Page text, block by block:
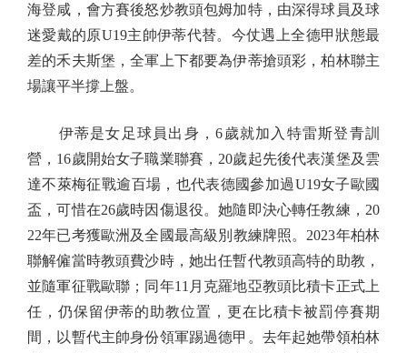
海登咸，會方賽後怒炒教頭包姆加特，由深得球員及球
迷愛戴的原U19主帥伊蒂代替。今仗遇上全德甲狀態最
差的禾夫斯堡，全軍上下都要為伊蒂搶頭彩，柏林聯主
場讓平半撐上盤。
伊蒂是女足球員出身，6歲就加入特雷斯登青訓
營，16歲開始女子職業聯賽，20歲起先後代表漢堡及雲
達不萊梅征戰逾百場，也代表德國參加過U19女子歐國
盃，可惜在26歲時因傷退役。她隨即決心轉任教練，20
22年已考獲歐洲及全國最高級別教練牌照。2023年柏林
聯解僱當時教頭費沙時，她出任暫代教頭高特的助教，
並隨軍征戰歐聯；同年11月克羅地亞教頭比積卡正式上
任，仍保留伊蒂的助教位置，更在比積卡被罰停賽期
間，以暫代主帥身份領軍踢過德甲。去年起她帶領柏林